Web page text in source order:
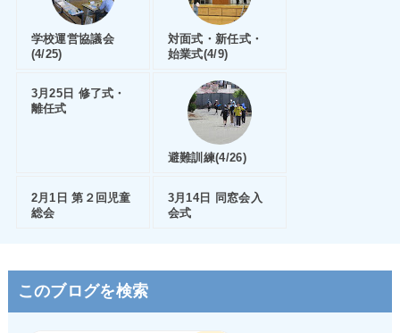
学校運営協議会
(4/25)
対面式・新任式・
始業式(4/9)
3月25日 修了式・
離任式
避難訓練(4/26)
2月1日 第２回児童
総会
3月14日 同窓会入
会式
このブログを検索